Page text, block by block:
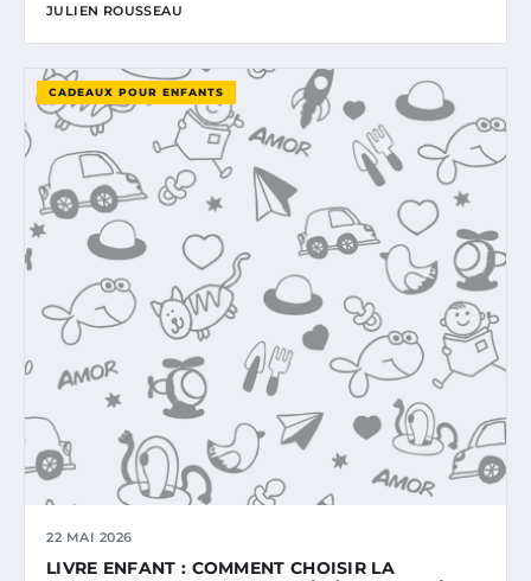
JULIEN ROUSSEAU
CADEAUX POUR ENFANTS
22 MAI 2026
LIVRE ENFANT : COMMENT CHOISIR LA